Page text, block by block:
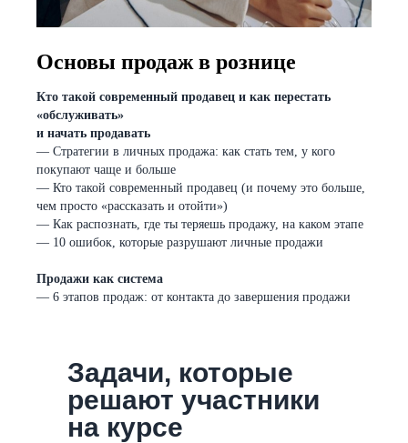
Основы продаж в рознице
Кто такой современный продавец и как перестать
«обслуживать»
и начать продавать
— Стратегии в личных продажа: как стать тем, у кого
покупают чаще и больше
— Кто такой современный продавец (и почему это больше,
чем просто «рассказать и отойти»)
— Как распознать, где ты теряешь продажу, на каком этапе
— 10 ошибок, которые разрушают личные продажи
Продажи как система
— 6 этапов продаж: от контакта до завершения продажи
Задачи, которые
решают участники
на курсе